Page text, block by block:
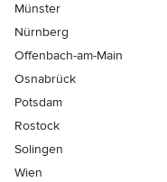
Münster
Nürnberg
Offenbach-am-Main
Osnabrück
Potsdam
Rostock
Solingen
Wien